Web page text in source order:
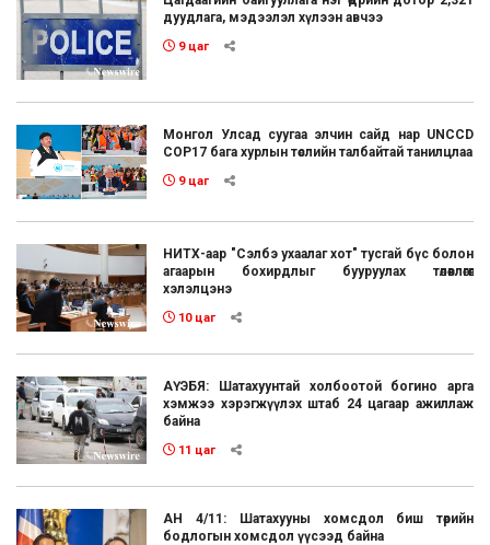
дуудлага, мэдээлэл хүлээн авчээ
9 цаг
Монгол Улсад суугаа элчин сайд нар UNCCD
COP17 бага хурлын төслийн талбайтай танилцлаа
9 цаг
НИТХ-аар "Сэлбэ ухаалаг хот" тусгай бүс болон
агаарын бохирдлыг бууруулах төлөвлөгөөг
хэлэлцэнэ
10 цаг
АҮЭБЯ: Шатахуунтай холбоотой богино арга
хэмжээ хэрэгжүүлэх штаб 24 цагаар ажиллаж
байна
11 цаг
АН 4/11: Шатахууны хомсдол биш төрийн
бодлогын хомсдол үүсээд байна